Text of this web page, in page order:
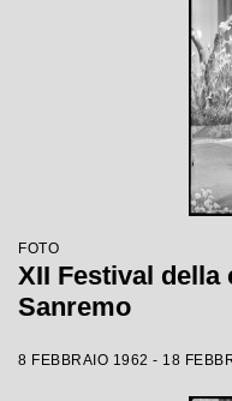
FOTO
XII Festival della
Sanremo
8 FEBBRAIO 1962 - 18